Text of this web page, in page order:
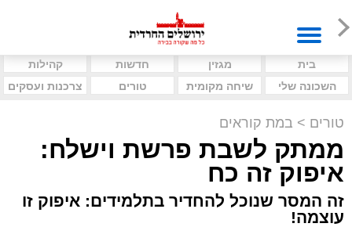
בית מגזין חדשות
קהילות
השכונה שלי
שיחה מקומית טורים צרכנות ועסקים
טורים > במת קוראים
ממתק לשבת פרשת וישלח:
איפוק זה כח
זה המסר שנוכל להחדיר בתלמידים: איפוק זו
עוצמה!